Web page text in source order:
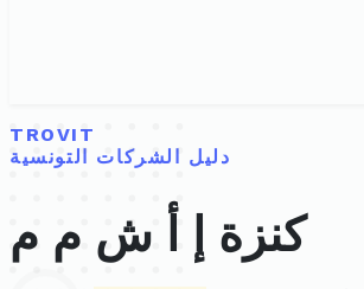
TROVIT
دليل الشركات التونسية
كنزة إ أ ش م م